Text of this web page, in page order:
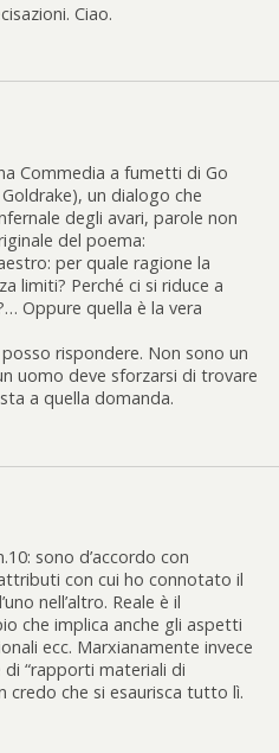
Ciao.
Commedia a fumetti di Go
un dialogo che
degli avari, parole non
del poema:
per quale ragione la
limiti? Perché ci si riduce a
Oppure quella è la vera
rispondere. Non sono un
uomo deve sforzarsi di trovare
a quella domanda.
sono d’accordo con
con cui ho connotato il
nell’altro. Reale è il
che implica anche gli aspetti
ecc. Marxianamente invece
“rapporti materiali di
credo che si esaurisca tutto lì.